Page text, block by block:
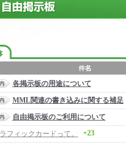
各掲示板の用途について
MML関連の書き込みに関する補足
自由掲示板のご利用について
フィックカードって。
+23